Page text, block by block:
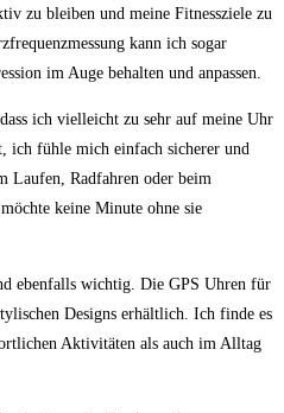
zu bleiben und meine Fitnessziele ‌zu
kann⁣ ich sogar
im Auge behalten⁣ und anpassen.
⁣ich vielleicht‌ zu sehr auf meine Uhr
​ich⁢ fühle mich einfach ⁢sicherer und⁤
Laufen, Radfahren ‌oder beim
keine Minute ohne ⁤sie⁤
ebenfalls wichtig. Die ‍GPS Uhren für
Designs ‍erhältlich. Ich ‌finde​ es
Aktivitäten⁤ als auch im Alltag